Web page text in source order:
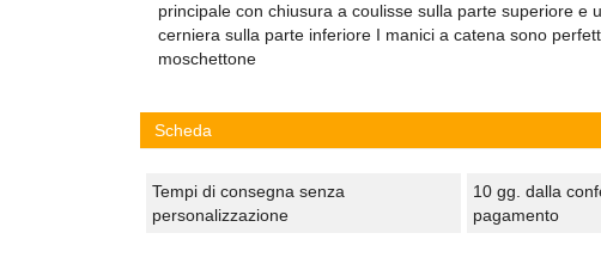
principale con chiusura a coulisse sulla parte superiore e
cerniera sulla parte inferiore I manici a catena sono
moschettone
Scheda
Tempi di consegna senza
personalizzazione
10 gg. dalla
pagamento